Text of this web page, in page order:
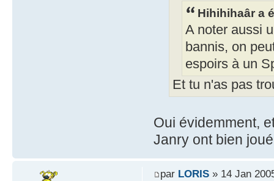
Hihihihaâr a
A noter aussi
bannis, on
espoirs à un
Et tu n'as pas
Oui évidemment,
Janry ont bien
par LORIS» 14 Jan